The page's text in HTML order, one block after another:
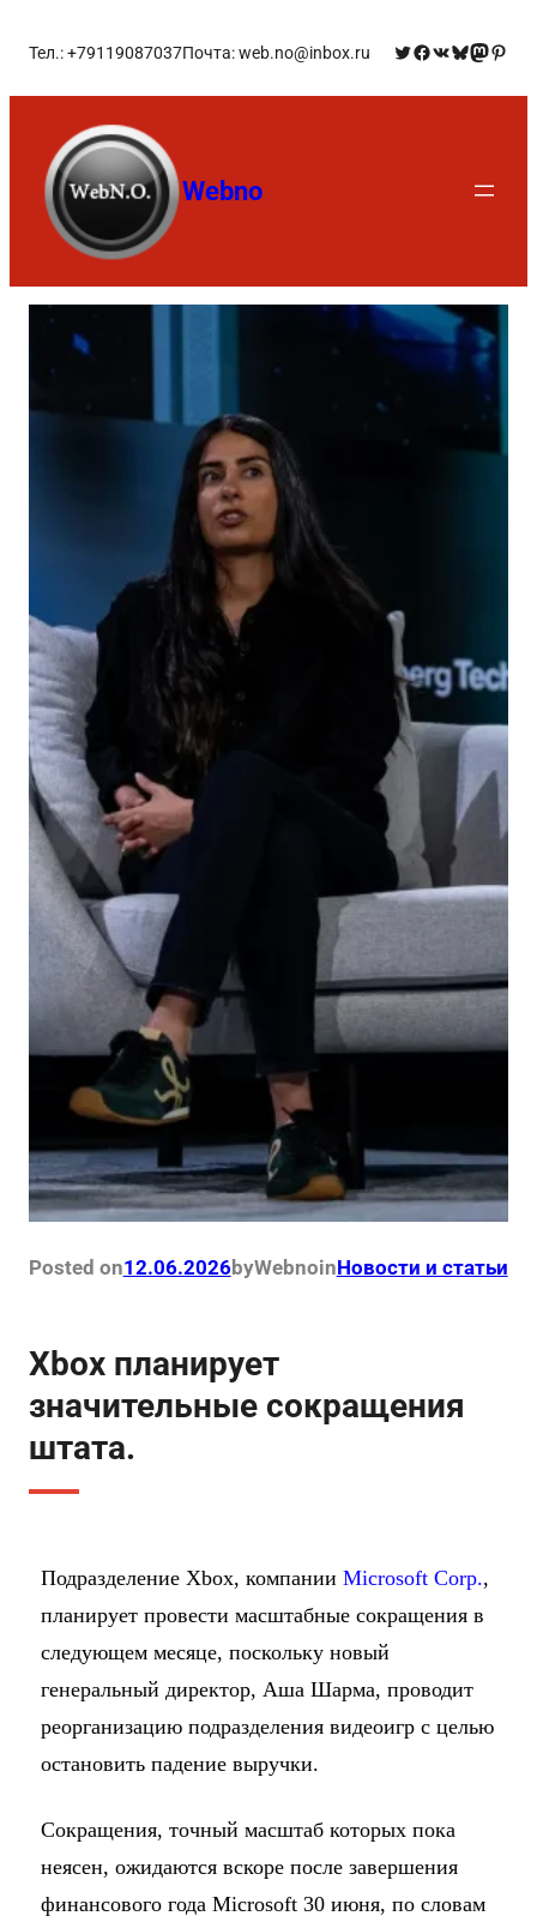
Тел.: +79119087037Почта: web.no@inbox.ru
Webno
Posted on12.06.2026byWebnoinНовости и статьи
Xbox планирует
значительные сокращения
штата.
Подразделение Xbox, компании Microsoft Corp.,
планирует провести масштабные сокращения в
следующем месяце, поскольку новый
генеральный директор, Аша Шарма, проводит
реорганизацию подразделения видеоигр с целью
остановить падение выручки.
Сокращения, точный масштаб которых пока
неясен, ожидаются вскоре после завершения
финансового года Microsoft 30 июня, по словам